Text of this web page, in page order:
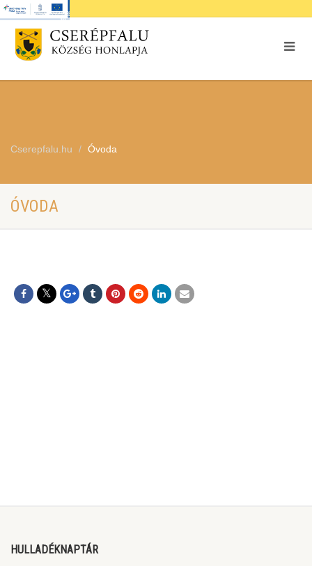
Cserepfalu.hu Óvoda
ÓVODA
HULLADÉKNAPTÁR